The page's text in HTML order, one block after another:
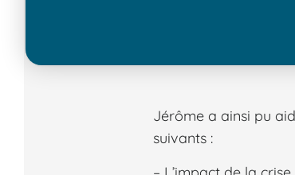
Jérôme a ainsi pu aider les participants à cerner les enjeux de la réservation en direct en abordant les points
suivants :